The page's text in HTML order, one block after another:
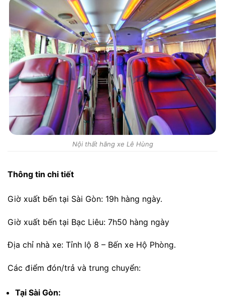
Nội thất hãng xe Lê Hùng
Thông tin chi tiết
Giờ xuất bến tại Sài Gòn: 19h hàng ngày.
Giờ xuất bến tại Bạc Liêu: 7h50 hàng ngày
Địa chỉ nhà xe: Tỉnh lộ 8 – Bến xe Hộ Phòng.
Các điểm đón/trả và trung chuyển:
Tại Sài Gòn: